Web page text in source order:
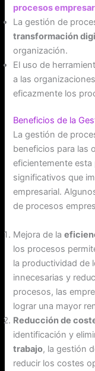
procesos
La gestión de
transformación
organización.
El uso de
a las
eficazmente los
Beneficios de la
La gestión de
beneficios para las
eficientemente
significativos que
empresarial.
de procesos
Mejora de la
los procesos
la productividad de
innecesarias y
procesos, las
lograr una mayor
Reducción de
identificación y
trabajo, la gestión
reducir los costes